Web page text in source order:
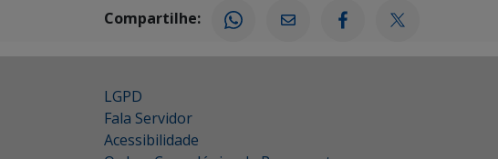
Compartilhe:
LGPD
Fala Servidor
Acessibilidade